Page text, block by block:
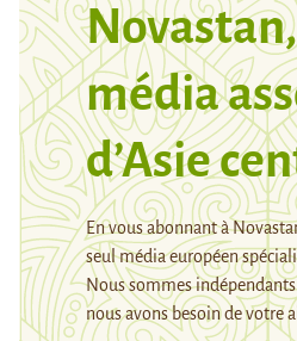
média
d’Asie
En vous abonnant à
seul média européen
Nous sommes
nous avons besoin de votre